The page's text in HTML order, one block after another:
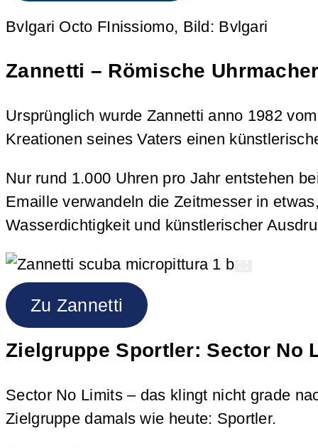
Bvlgari Octo FInissiomo, Bild: Bvlgari
Zannetti – Römische
Ursprünglich wurde Zannetti anno 1982
Kreationen seines Vaters einen
Nur rund 1.000 Uhren pro Jahr entstehen
Emaille verwandeln die Zeitmesser in
Wasserdichtigkeit und künstlerischer
Zu Zannetti
Zielgruppe Sportler: Sector No
Sector No Limits – das klingt nicht grade
Zielgruppe damals wie heute: Sportler.